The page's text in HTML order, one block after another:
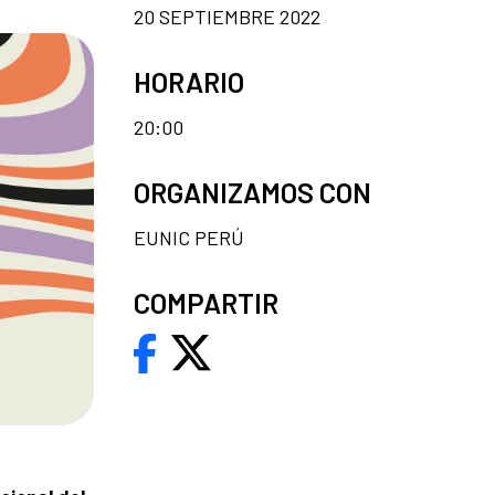
20 SEPTIEMBRE 2022
HORARIO
20:00
ORGANIZAMOS CON
EUNIC PERÚ
COMPARTIR